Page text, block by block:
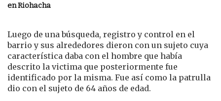
en Riohacha
Luego de una búsqueda, registro y control en el
barrio y sus alrededores dieron con un sujeto cuya
característica daba con el hombre que había
descrito la victima que posteriormente fue
identificado por la misma. Fue así como la patrulla
dio con el sujeto de 64 años de edad.